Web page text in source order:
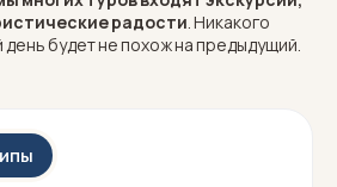
радости. Никакого
будет не похож на предыдущий.